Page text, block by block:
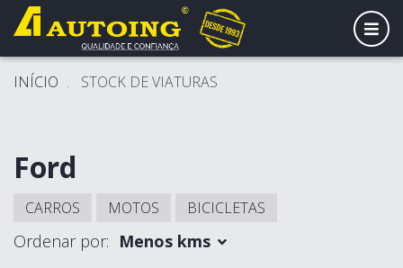
INÍCIO STOCK DE VIATURAS
Ford
CARROS MOTOS BICICLETAS
Ordenar por: Menos kms